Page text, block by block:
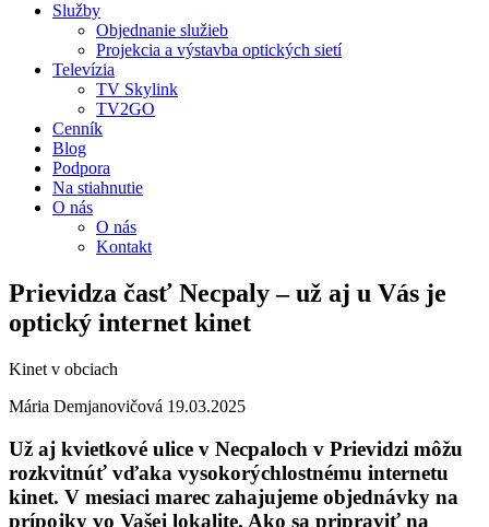
Služby
Objednanie služieb
Projekcia a výstavba optických sietí
Televízia
TV Skylink
TV2GO
Cenník
Blog
Podpora
Na stiahnutie
O nás
O nás
Kontakt
Prievidza časť Necpaly – už aj u Vás je
optický internet kinet
Kinet v obciach
Mária Demjanovičová 19.03.2025
Už aj kvietkové ulice v Necpaloch v Prievidzi môžu
rozkvitnúť vďaka vysokorýchlostnému internetu
kinet. V mesiaci marec zahajujeme objednávky na
prípojky vo Vašej lokalite. Ako sa pripraviť na